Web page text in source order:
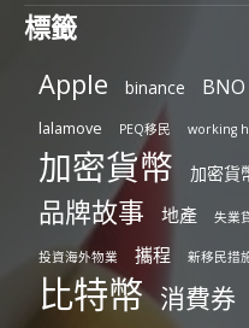
標籤
Apple binance BNO
lalamove PEQ移民 working
加密貨幣 加密貨
品牌故事 地產 失業
投資海外物業 攜程 新移民措
比特幣 消費券